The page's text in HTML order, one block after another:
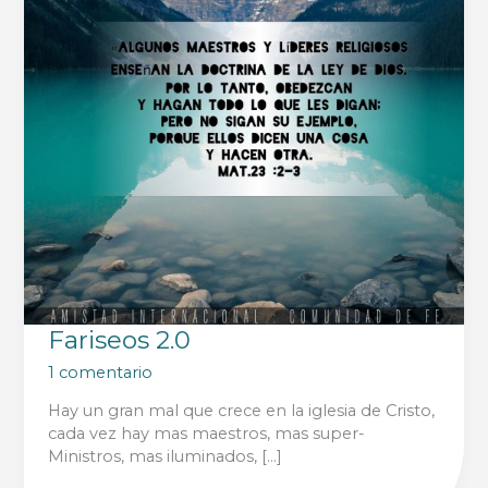
Fariseos 2.0
1 comentario
Hay un gran mal que crece en la iglesia de Cristo,
cada vez hay mas maestros, mas super-
Ministros, mas iluminados, […]